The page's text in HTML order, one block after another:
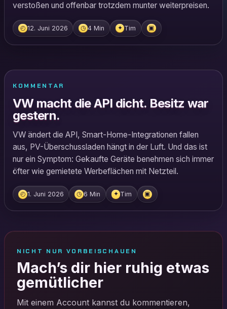
verstoßen und offenbar trotzdem munter weiterpreisen.
◴ 12. Juni 2026 ◷ 4 Min ✦ Tim ▣
KOMMENTAR
VW macht die API dicht. Besitz war
gestern.
VW ändert die API, Smart-Home-Integrationen fallen
aus, PV-Überschussladen hängt in der Luft. Und das ist
nur ein Symptom: Gekaufte Geräte benehmen sich immer
öfter wie gemietete Werbeflächen mit Netzteil.
◴ 1. Juni 2026 ◷ 6 Min ✦ Tim ▣
NICHT NUR VORBEISCHAUEN
Mach’s dir hier ruhig etwas
gemütlicher
Mit einem Account kannst du kommentieren,